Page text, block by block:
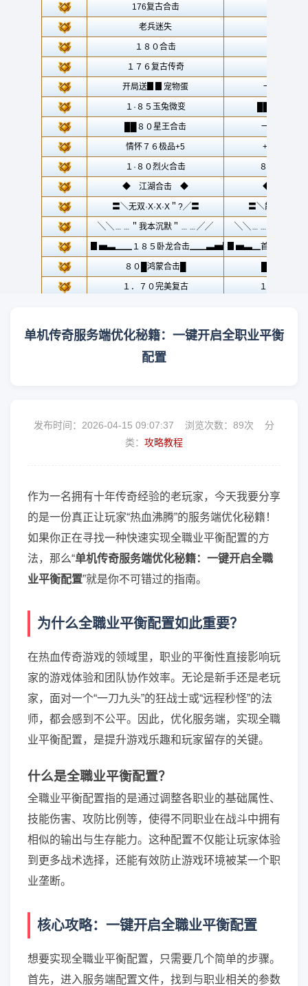
单机传奇服务端优化秘籍：一键开启全职业平衡
配置
发布时间：2026-04-15 09:07:37 浏览次数： 89次 分
类： 攻略教程
作为一名拥有十年传奇经验的老玩家，今天我要分享
的是一份真正让玩家“热血沸腾”的服务端优化秘籍！
如果你正在寻找一种快速实现全職业平衡配置的方
法，那么“单机传奇服务端优化秘籍：一键开启全職
业平衡配置”就是你不可错过的指南。
为什么全職业平衡配置如此重要？
在热血传奇游戏的领域里，职业的平衡性直接影响玩
家的游戏体验和团队协作效率。无论是新手还是老玩
家，面对一个“一刀九头”的狂战士或“远程秒怪”的法
师，都会感到不公平。因此，优化服务端，实现全職
业平衡配置，是提升游戏乐趣和玩家留存的关键。
什么是全職业平衡配置？
全職业平衡配置指的是通过调整各职业的基础属性、
技能伤害、攻防比例等，使得不同职业在战斗中拥有
相似的输出与生存能力。这种配置不仅能让玩家体验
到更多战术选择，还能有效防止游戏环境被某一个职
业垄断。
核心攻略：一键开启全職业平衡配置
想要实现全職业平衡配置，只需要几个简单的步骤。
首先，进入服务端配置文件，找到与职业相关的参数